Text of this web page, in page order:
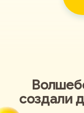
создали